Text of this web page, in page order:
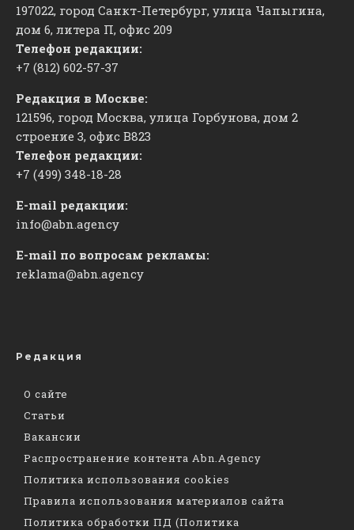
197022, город Санкт-Петербург, улица Чапыгина,
дом 6, литера П, офис 209
Телефон редакции:
+7 (812) 602-57-37
Редакция в Москве:
121596, город Москва, улица Горбунова, дом 2
строение 3, офис ​В823
Телефон редакции:
+7 (499) 348-18-28
E-mail редакции:
info@abn.agency
E-mail по вопросам рекламы:
reklama@abn.agency
Редакция
О сайте
Статьи
Вакансии
Распространение контента Abn.Agency
Политика использования cookies
Правила использования материалов сайта
Политика обработки ПД (Политика